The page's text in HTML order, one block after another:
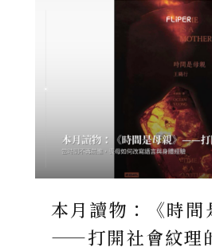
本月讀物：《時間
——打開社會紋理